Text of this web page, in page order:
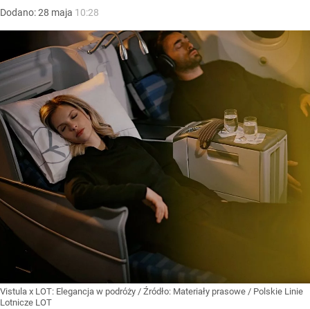
Dodano:28 maja 10:28
Vistula x LOT: Elegancja w podróży / Źródło: Materiały prasowe / Polskie Linie
Lotnicze LOT